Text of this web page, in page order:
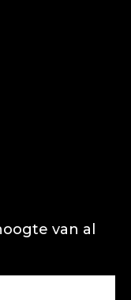
van al